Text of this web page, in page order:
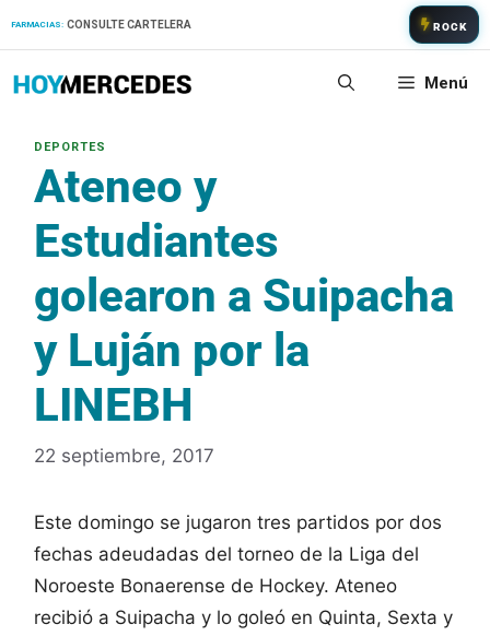
FARMACIAS: CONSULTE CARTELERA ROCK
Menú
Ateneo y
Estudiantes
golearon a Suipacha
y Luján por la
LINEBH
22 septiembre, 2017
Este domingo se jugaron tres partidos por dos
fechas adeudadas del torneo de la Liga del
Noroeste Bonaerense de Hockey. Ateneo
recibió a Suipacha y lo goleó en Quinta, Sexta y